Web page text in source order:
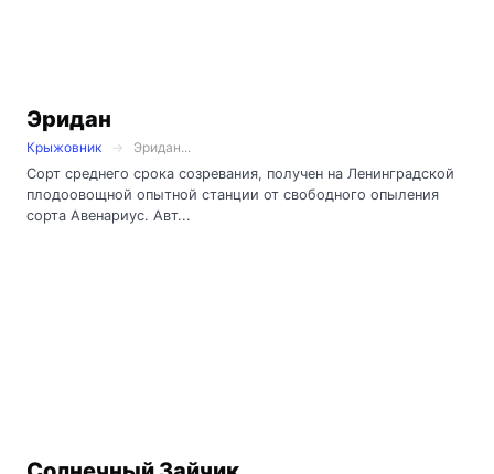
Эридан
Крыжовник
Эридан...
Сорт среднего срока созревания, получен на Ленинградской
плодоовощной опытной станции от свободного опыления
сорта Авенариус. Авт...